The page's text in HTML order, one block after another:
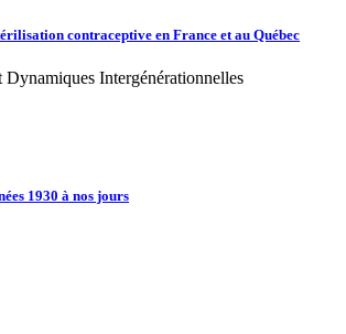
contraceptive en France et au Québec
Intergénérationnelles
1930 à nos jours